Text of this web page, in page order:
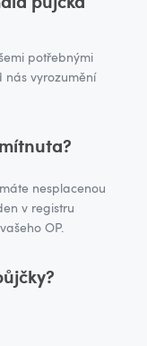
potřebnými
nás vyrozumění
nesplacenou
v registru
OP.